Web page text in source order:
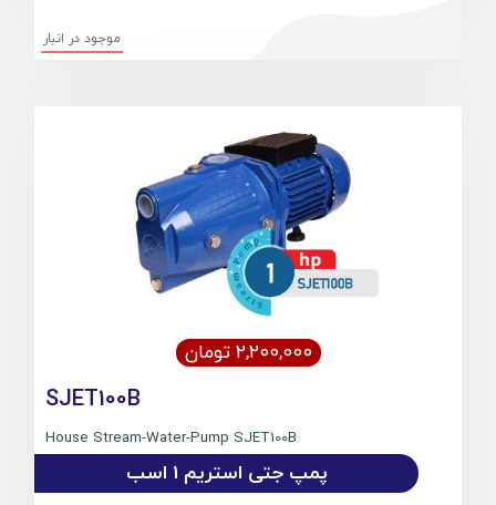
موجود در انبار
۲,۲۰۰,۰۰۰ تومان
SJET100B
House Stream-Water-Pump SJET100B
پمپ جتی استریم 1 اسب